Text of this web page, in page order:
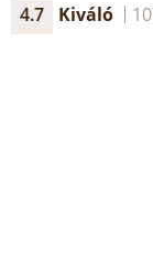
4.7 Kiváló